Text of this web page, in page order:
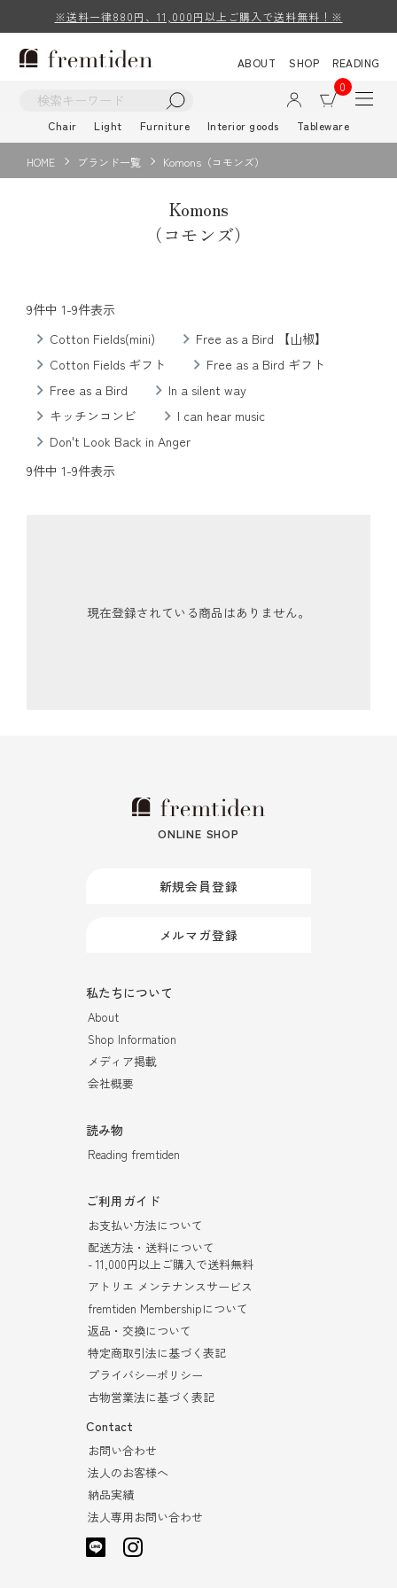
※送料一律880円、11,000円以上ご購入で送料無料！※
ABOUT SHOP
READING
0
Chair Light Furniture Interior goods Tableware
HOME ブランド一覧 Komons（コモンズ）
Komons
（コモンズ）
9件中 1-9件表示
Cotton Fields(mini)
Free as a Bird 【山椒】
Cotton Fields ギフト
Free as a Bird ギフト
Free as a Bird
In a silent way
キッチンコンビ
I can hear music
Don't Look Back in Anger
9件中 1-9件表示
現在登録されている商品はありません。
ONLINE SHOP
新規会員登録
メルマガ登録
私たちについて
About
Shop Information
メディア掲載
会社概要
読み物
Reading fremtiden
ご利用ガイド
お支払い方法について
配送方法・送料について
- 11,000円以上ご購入で送料無料
アトリエ メンテナンスサービス
fremtiden Membershipについて
返品・交換について
特定商取引法に基づく表記
プライバシーポリシー
古物営業法に基づく表記
Contact
お問い合わせ
法人のお客様へ
納品実績
法人専用お問い合わせ